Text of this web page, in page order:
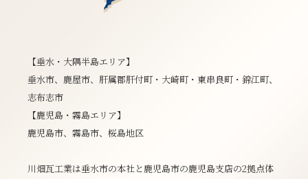
【垂水・大隅半島エリア】
垂水市、鹿屋市、肝属郡肝付町・大崎町・東串良町・錦江町、
志布志市
【鹿児島・霧島エリア】
鹿児島市、霧島市、桜島地区
川畑瓦工業は垂水市の本社と鹿児島市の鹿児島支店の2拠点体